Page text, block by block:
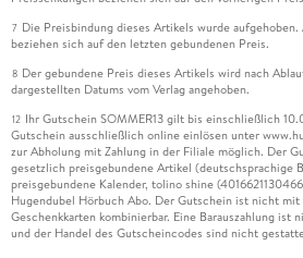
7 Die Preisbindung dieses Artikels wurde aufgehoben.
beziehen sich auf den letzten gebundenen Preis.
8 Der gebundene Preis dieses Artikels wird nach
dargestellten Datums vom Verlag angehoben.
12 Ihr Gutschein SOMMER13 gilt bis einschließlich
Gutschein ausschließlich online einlösen unter
zur Abholung mit Zahlung in der Filiale möglich. Der
gesetzlich preisgebundene Artikel (deutschsprachige
preisgebundene Kalender, tolino shine
Hugendubel Hörbuch Abo. Der Gutschein ist nicht
Geschenkkarten kombinierbar. Eine Barauszahlung ist
und der Handel des Gutscheincodes sind nicht